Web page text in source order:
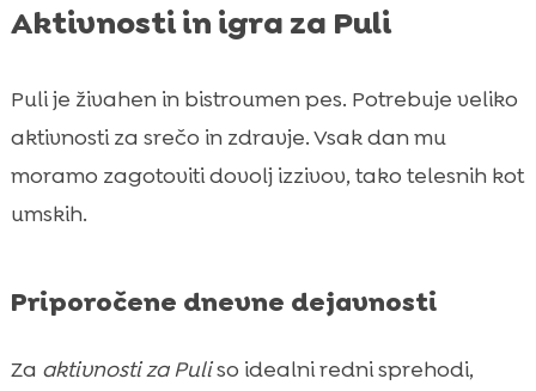
Aktivnosti in igra za Puli
Puli je živahen in bistroumen pes. Potrebuje veliko
aktivnosti za srečo in zdravje. Vsak dan mu
moramo zagotoviti dovolj izzivov, tako telesnih kot
umskih.
Priporočene dnevne dejavnosti
Za aktivnosti za Puliso idealni redni sprehodi,